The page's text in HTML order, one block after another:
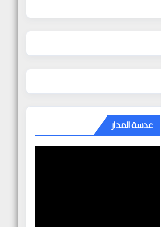
عدسة المدار